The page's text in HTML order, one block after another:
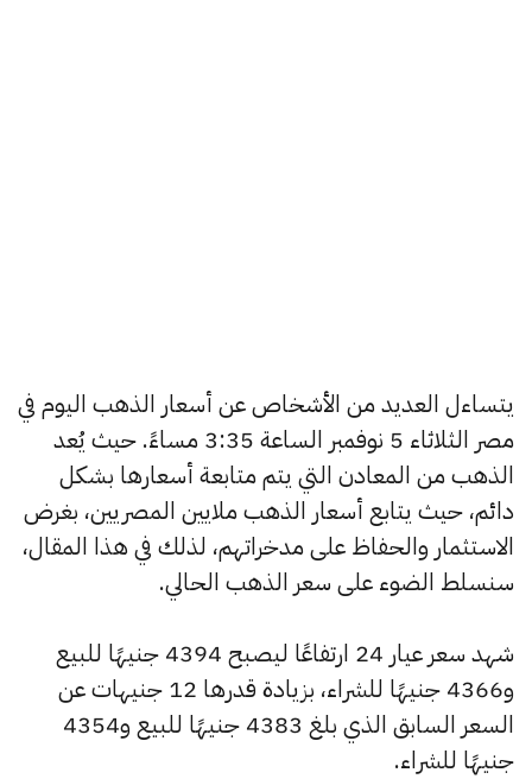
يتساءل العديد من الأشخاص عن أسعار الذهب اليوم في
مصر الثلاثاء 5 نوفمبر الساعة 3:35 مساءً. حيث يُعد
الذهب من المعادن التي يتم متابعة أسعارها بشكل
دائم، حيث يتابع أسعار الذهب ملايين المصريين، بغرض
الاستثمار والحفاظ على مدخراتهم، لذلك في هذا المقال،
سنسلط الضوء على سعر الذهب الحالي.
شهد سعر عيار 24 ارتفاعًا ليصبح 4394 جنيهًا للبيع
و4366 جنيهًا للشراء، بزيادة قدرها 12 جنيهات عن
السعر السابق الذي بلغ 4383 جنيهًا للبيع و4354
جنيهًا للشراء.